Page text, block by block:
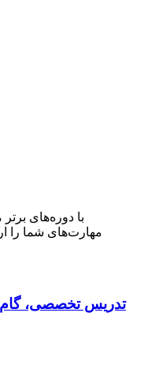
با دوره‌های
مهارت‌های شما را
تدریس تخصصی،